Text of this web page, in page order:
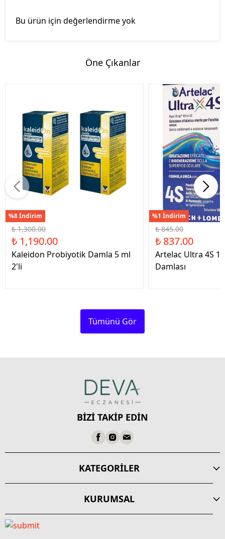
Bu ürün için değerlendirme yok
Öne Çıkanlar
%8 İndirim
₺ 1,300.00
₺ 1,190.00
Kaleidon Probiyotik Damla 5 ml
2'li
%1 İndirim
₺ 845.00
₺ 837.00
Artelac Ultra 4S
Damlası
Tümünü Gör
BİZİ TAKİP EDİN
KATEGORİLER
KURUMSAL